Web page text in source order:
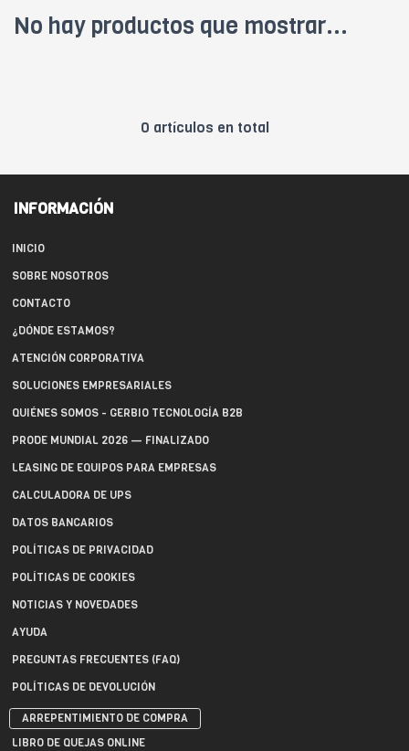
No hay productos que mostrar...
0 artículos en total
INFORMACIÓN
INICIO
SOBRE NOSOTROS
CONTACTO
¿DÓNDE ESTAMOS?
ATENCIÓN CORPORATIVA
SOLUCIONES EMPRESARIALES
QUIÉNES SOMOS - GERBIO TECNOLOGÍA B2B
PRODE MUNDIAL 2026 — FINALIZADO
LEASING DE EQUIPOS PARA EMPRESAS
CALCULADORA DE UPS
DATOS BANCARIOS
POLÍTICAS DE PRIVACIDAD
POLÍTICAS DE COOKIES
NOTICIAS Y NOVEDADES
AYUDA
PREGUNTAS FRECUENTES (FAQ)
POLÍTICAS DE DEVOLUCIÓN
ARREPENTIMIENTO DE COMPRA
LIBRO DE QUEJAS ONLINE